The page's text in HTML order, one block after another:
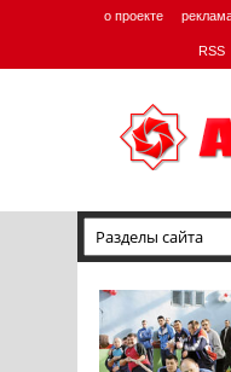
о проекте
RSS